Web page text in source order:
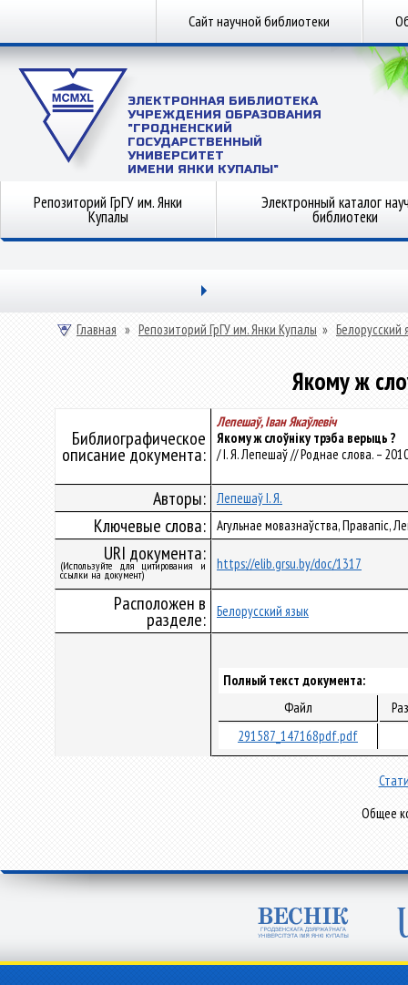
Сайт научной библиотеки
ЭЛЕКТРОННАЯ БИБЛИОТЕКА
УЧРЕЖДЕНИЯ ОБРАЗОВАНИЯ
"ГРОДНЕНСКИЙ
ГОСУДАРСТВЕННЫЙ
УНИВЕРСИТЕТ
ИМЕНИ ЯНКИ КУПАЛЫ"
Репозиторий ГрГУ им. Янки
Купалы
Электронный каталог
библиотеки
Главная » Репозиторий ГрГУ им. Янки Купалы » Белорусский
Якому ж
Библиографическое
описание документа:
Лепешаў, Iван Якаўлевiч
Якому ж слоўніку трэба верыць ?
/ I. Я. Лепешаў // Роднае слова. –
Авторы: Лепешаў I. Я.
Ключевые слова: Агульнае мовазнаўства, Правапіс,
URI документа:
(Используйте для цитирования и
ссылки на документ)
https://elib.grsu.by/doc/1317
Расположен в
разделе: Белорусский язык
Полный текст документа:
Файл
291587_147168pdf.pdf
Общее